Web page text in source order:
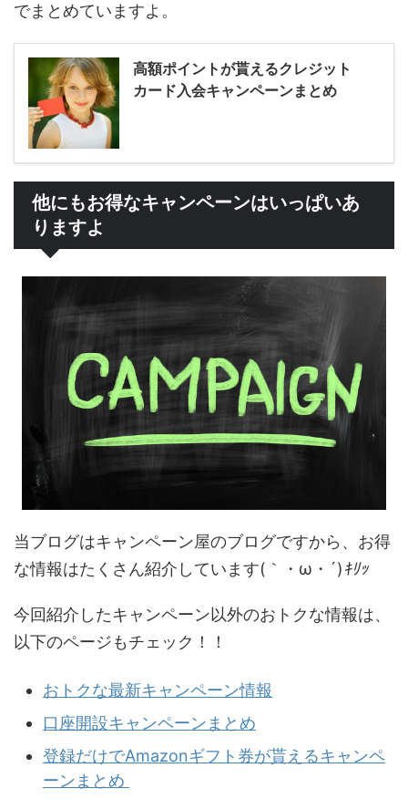
でまとめていますよ。
高額ポイントが貰えるクレジット
カード入会キャンペーンまとめ
他にもお得なキャンペーンはいっぱいあ
りますよ
当ブログはキャンペーン屋のブログですから、お得
な情報はたくさん紹介しています(｀・ω・´)ｷﾘｯ
今回紹介したキャンペーン以外のおトクな情報は、
以下のページもチェック！！
おトクな最新キャンペーン情報
口座開設キャンペーンまとめ
登録だけでAmazonギフト券が貰えるキャンペ
ーンまとめ